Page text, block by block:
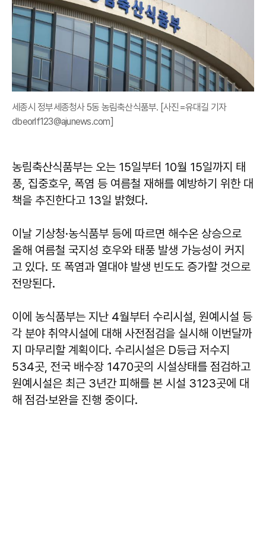
세종시 정부세종청사 5동 농림축산식품부. [사진=유대길 기자
dbeorlf123@ajunews.com]
농림축산식품부는 오는 15일부터 10월 15일까지 태
풍, 집중호우, 폭염 등 여름철 재해를 예방하기 위한 대
책을 추진한다고 13일 밝혔다.
이날 기상청·농식품부 등에 따르면 해수온 상승으로
올해 여름철 국지성 호우와 태풍 발생 가능성이 커지
고 있다. 또 폭염과 열대야 발생 빈도도 증가할 것으로
전망된다.
이에 농식품부는 지난 4월부터 수리시설, 원예시설 등
각 분야 취약시설에 대해 사전점검을 실시해 이번달까
지 마무리할 계획이다. 수리시설은 D등급 저수지
534곳, 전국 배수장 1470곳의 시설상태를 점검하고
원예시설은 최근 3년간 피해를 본 시설 3123곳에 대
해 점검·보완을 진행 중이다.